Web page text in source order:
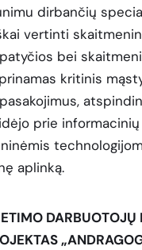
dirbančių
vertinti
bei
kritinis
prie informacinių
aplinką.
DARBUOTOJŲ